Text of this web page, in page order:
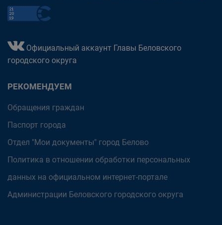
Официальный аккаунт Главы Беловского
городского округа
РЕКОМЕНДУЕМ
Обращения граждан
Паспорт города
Отдел "Мои документы" город Белово
Политика в отношении обработки персональных
данных на официальном интернет-портале
Администрации Беловского городского округа